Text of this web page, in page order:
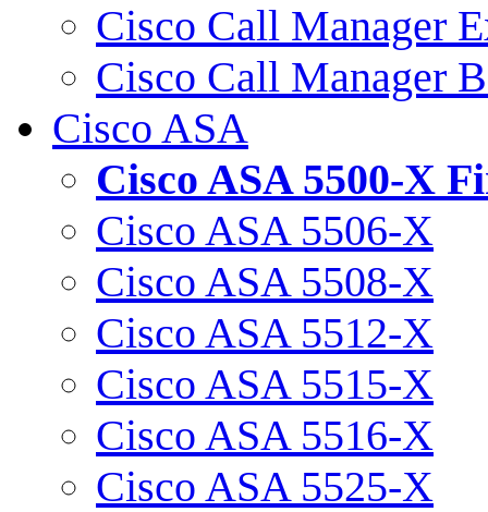
Cisco Call Manager
Cisco Call Manager
Cisco ASA
Cisco ASA 5500-X
Cisco ASA 5506-X
Cisco ASA 5508-X
Cisco ASA 5512-X
Cisco ASA 5515-X
Cisco ASA 5516-X
Cisco ASA 5525-X